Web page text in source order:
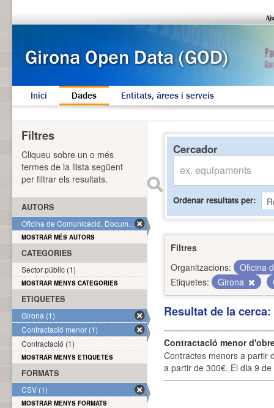
Inici Dades Entitats, àrees i serveis
Cercador
Ordenar resultats per
Filtres
Organitzacions:
Oficina
Etiquetes:
Girona
Resultat de la
Contractació menor
Contractes menors a partir
a partir de 300€. El dia 9
Filtres
Cliqueu sobre un o més
termes de la llista següent
per filtrar els resultats.
AUTORS
Oficina de Comunicació, Docum... (1)
MOSTRAR MÉS AUTORS
CATEGORIES
Sector públic (1)
MOSTRAR MENYS CATEGORIES
ETIQUETES
Girona (1)
Contractació menor (1)
Contractació (1)
MOSTRAR MENYS ETIQUETES
FORMATS
CSV (1)
MOSTRAR MENYS FORMATS